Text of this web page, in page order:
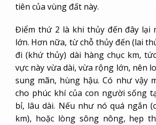
tiên của vùng đất này.
Điểm thứ 2 là khi thủy đến đây lại
lớn. Hơn nữa, từ chỗ thủy đến (lai
đi (khứ thủy) dài hàng chục km,
vực này vừa dài, vừa rộng lớn, nên
sung mãn, hùng hậu. Có như vậy
cho phúc khí của con người sống
bỉ, lâu dài. Nếu như nó quá ngắn
km), hoặc lòng sông nông, hẹp